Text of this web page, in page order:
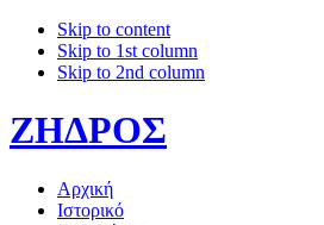
Skip to content
Skip to 1st column
Skip to 2nd column
ΖΗΔΡΟΣ
Αρχική
Ιστορικό